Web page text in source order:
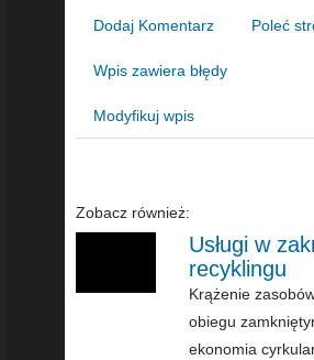
Dodaj Komentarz Poleć
Wpis zawiera błędy
Modyfikuj wpis
Zobacz również:
Usługi w
recyklingu
Krążenie
obiegu
ekonomia